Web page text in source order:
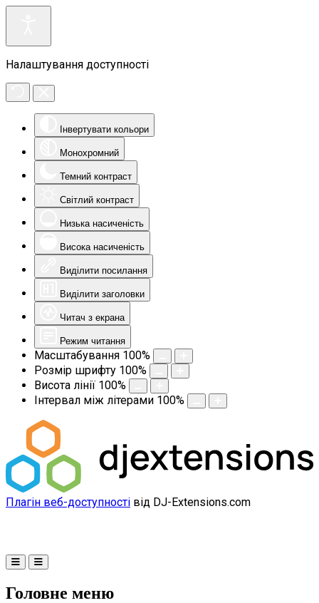
Налаштування доступності
Інвертувати кольори
Монохромний
Темний контраст
Світлий контраст
Низька насиченість
Висока насиченість
Виділити посилання
Виділити заголовки
Читач з екрана
Режим читання
Масштабування 100%
Розмір шрифту 100%
Висота лінії 100%
Інтервал між літерами 100%
Плагін веб-доступності від DJ-Extensions.com
Головне меню